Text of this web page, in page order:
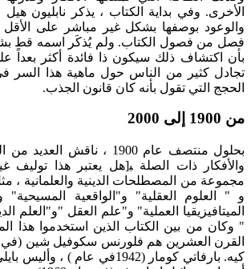
الأخرى. وفي بداية الكتاب ، يذكر نابليون
والوعود بوصفها بشكل غير مباشر على
فصل من فصول الكتاب. ولم يُذكَر اسمه قط
بأن اكتشاف ذلك سيكون ذا فائدة أكثر بعداً
تجادل كثير من الناس حول ماهية هذا السر
الحجج التي تقول بأنه كان قانون الجذب.
من 1900 إلى 2000
بحلول منتصف عام 1900 ، ناقش
والأفكار ذات الصلة ﺒ[هل يعتبر هذا توليف
مجموعة من المصطلحات الدينية والعلمانية ،
و " العلوم العقلية" و"الواقعية المسيحية"
الميتافيزيقيا العملية" و"علم العقل "و"العلم
" وكان من بين الكتاب الذين استخدموا